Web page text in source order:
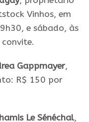
Vinhos, em
e sábado, às
Gappmayer,
R$ 150 por
Le Sénéchal,